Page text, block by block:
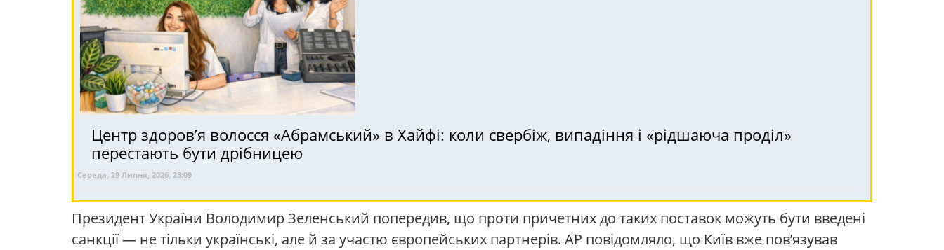
Центр здоров’я волосся «Абрaмський» в Хайфі: коли свербіж, випадіння і «рідшаюча проділ»
перестають бути дрібницею
Середа, 29 Липня, 2026, 23:09
Президент України Володимир Зеленський попередив, що проти причетних до таких поставок можуть бути введені
санкції — не тільки українські, але й за участю європейських партнерів. AP повідомляло, що Київ вже пов’язував